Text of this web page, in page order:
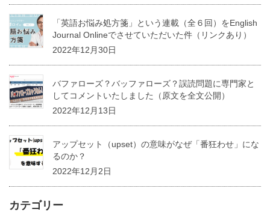
「英語お悩み処方箋」という連載（全６回）をEnglish
Journal Onlineでさせていただいた件（リンクあり）
2022年12月30日
バファローズ？バッファローズ？誤読問題に専門家と
してコメントいたしました（原文を全文公開）
2022年12月13日
アップセット（upset）の意味がなぜ「番狂わせ」にな
るのか？
2022年12月2日
カテゴリー